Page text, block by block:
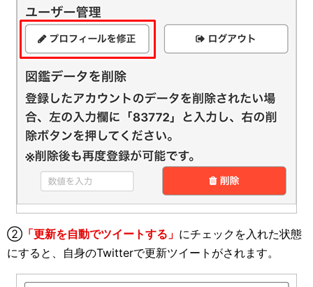
② 「更新を自動でツイートする」 にチェックを入れた状態
にすると、自身のTwitterで更新ツイートがされます。